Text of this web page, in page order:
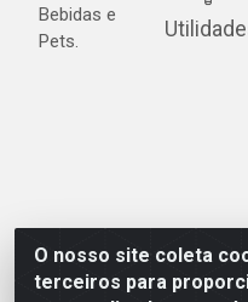
O nosso site coleta
terceiros para
Bebidas e
Pets.
Cardeal Distribuidora -
do Moura -